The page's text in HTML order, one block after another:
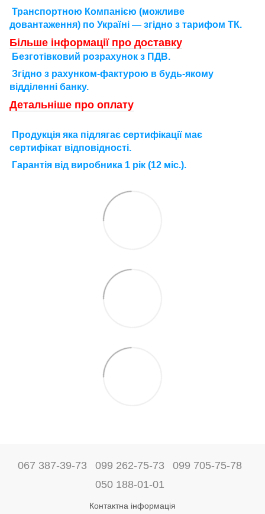
Транспортною Компанією (можливе
довантаження) по Україні — згідно з тарифом ТК.
Більше інформації про доставку
Безготівковий розрахунок з ПДВ.
Згідно з рахунком-фактурою в будь-якому
відділенні банку.
Детальніше про оплату
П родукція яка підлягає сертифікації має
сертифікат відповідності.
Гарантія від виробника 1 рік (12 міс.).
067 387-39-73 099 262-75-73
099 705-75-78
050 188-01-01
Контактна інформація